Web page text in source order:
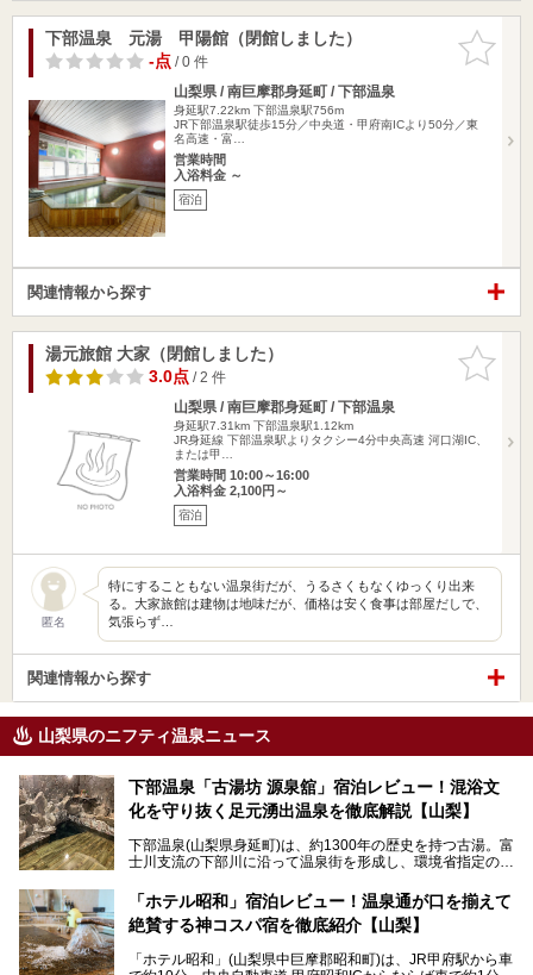
お気に入
りに追加
下部温泉 元湯 甲陽館（閉館しました）
-点/ 0 件
山梨県 / 南巨摩郡身延町 / 下部温泉
身延駅7.22km 下部温泉駅756m
JR下部温泉駅徒歩15分／中央道・甲府南ICより50分／東
名高速・富…
営業時間
入浴料金 ～
宿泊
関連情報から探す
お気に入
りに追加
湯元旅館 大家（閉館しました）
3.0点/ 2 件
山梨県 / 南巨摩郡身延町 / 下部温泉
身延駅7.31km 下部温泉駅1.12km
JR身延線 下部温泉駅よりタクシー4分中央高速 河口湖IC、
または甲…
営業時間 10:00～16:00
入浴料金 2,100円～
宿泊
匿名
特にすることもない温泉街だが、うるさくもなくゆっくり出来
る。大家旅館は建物は地味だが、価格は安く食事は部屋だしで、
気張らず…
関連情報から探す
山梨県のニフティ温泉ニュース
下部温泉「古湯坊 源泉舘」宿泊レビュー！混浴文
化を守り抜く足元湧出温泉を徹底解説【山梨】
下部温泉(山梨県身延町)は、約1300年の歴史を持つ古湯。富
士川支流の下部川に沿って温泉街を形成し、環境省指定の国
中でも「古湯坊 源泉舘」は、戦国時代に武田信玄公も療養
したと伝えられる名湯の宿。最大の特徴は、令和の現代にお
いても混浴文化が守られ、老若男女の分け隔て一切無く温泉
向にありますが、「古湯坊 源泉舘」では本来あるべき混浴
「ホテル昭和」宿泊レビュー！温泉通が口を揃えて
絶賛する神コスパ宿を徹底紹介【山梨】
「ホテル昭和」(山梨県中巨摩郡昭和町)は、JR甲府駅から車